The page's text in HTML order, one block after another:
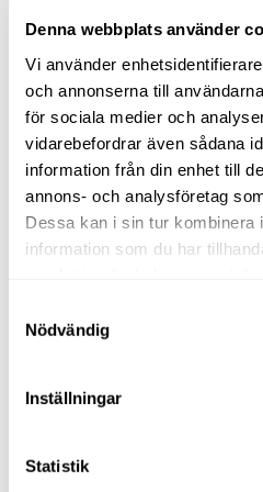
Denna webbplats använder
Vi använder
och annonserna till
för sociala medier och
vidarebefordrar även sådana
information från din enhet till
annons- och analysföretag
Dessa kan i sin tur kombinera
information som du har
Nödvändig
Inställningar
Statistik
Volvo Penta
Såld!
Stockholm
Familjeseglare
Volvo Penta 2003, 1985
Begagnad
Glasfiber
Modellår: 1985
Visas på Bullandö Marina.
Scanmar 33 -1985. Volvo